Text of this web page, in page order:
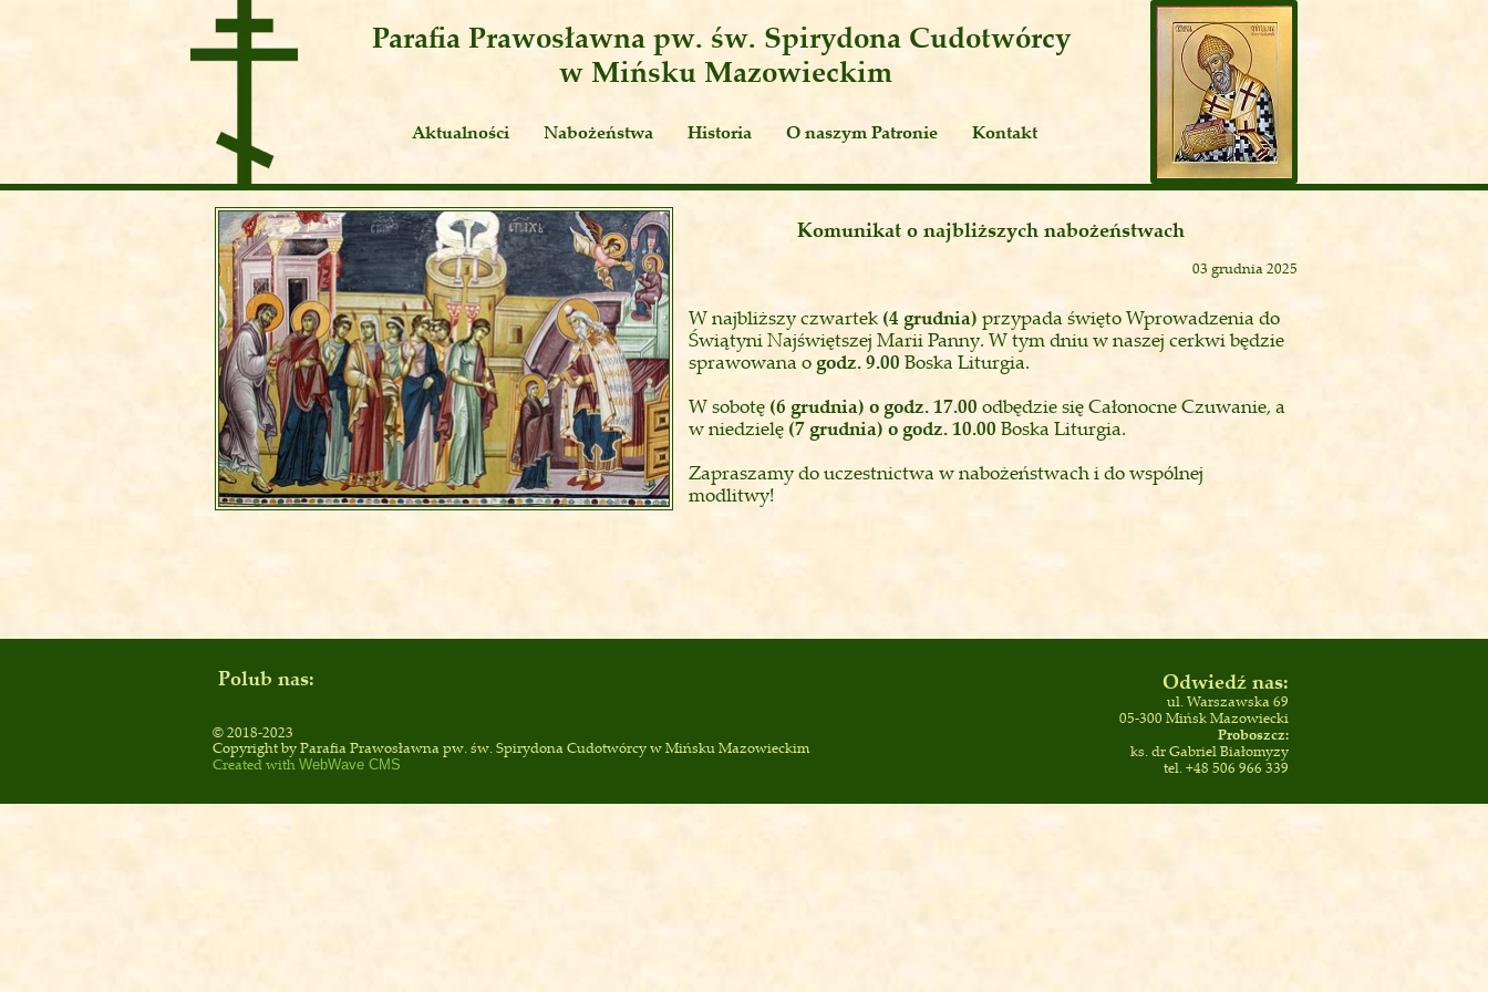
03 grudnia 2025
W najbliższy czwartek(4 grudnia) przypada święto Wprowadzenia do
Świątyni Najświętszej Marii Panny. W tym dniu w naszej cerkwi będzie
sprawowana o godz. 9.00 Boska Liturgia.
W sobotę (6 grudnia) o godz. 17.00 odbędzie się Całonocne Czuwanie, a
w niedzielę (7 grudnia) o godz. 10.00 Boska Liturgia.
Zapraszamy do uczestnictwa w nabożeństwach i do wspólnej
modlitwy!
Komunikat o najbliższych nabożeństwach
Parafia Prawosławna pw. św. Spirydona Cudotwórcy
w Mińsku Mazowieckim
Aktualności
Publicystyka
Nabożeństwa Historia
O naszym Patronie
Relikwie
Kontakt
Polub nas:
© 2018-2023
Copyright byParafia Prawosławna pw. św. Spirydona Cudotwórcyw Mińsku Mazowieckim
Created with WebWave CMS
Odwiedź nas:
ul. Warszawska 69
05-300 Mińsk Mazowiecki
Proboszcz:
ks. dr Gabriel Białomyzy
tel. +48 506 966 339